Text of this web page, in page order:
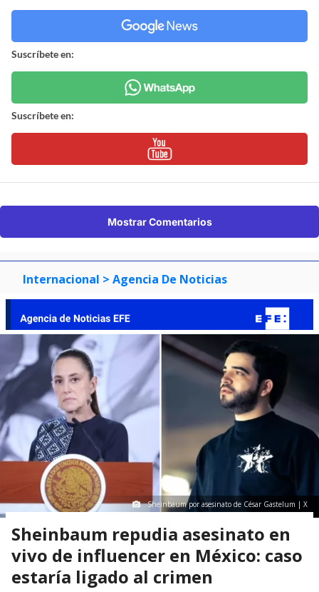
Suscríbete en:
Suscríbete en:
Mostrar Comentarios
Internacional > Agencia De Noticias
Sheinbaum por asesinato de César Gastelum | X
Sheinbaum repudia asesinato en
vivo de influencer en México: caso
estaría ligado al crimen